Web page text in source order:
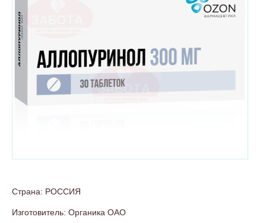
Страна: РОССИЯ
Изготовитель: Органика ОАО